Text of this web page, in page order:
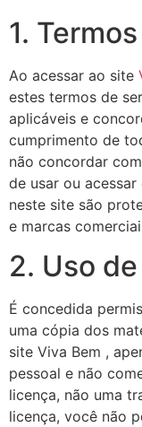
1. Termos
Ao acessar ao site
estes termos de
aplicáveis ​​e
cumprimento de
não concordar
de usar ou
neste site são
e marcas
2. Uso
É concedida
uma cópia dos
site Viva Bem ,
pessoal e não
licença, não uma
licença, você não